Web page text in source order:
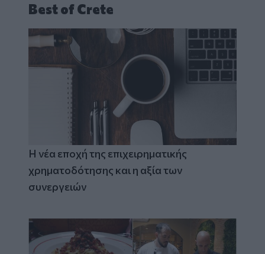
Best of Crete
Η νέα εποχή της επιχειρηματικής
χρηματοδότησης και η αξία των
συνεργειών